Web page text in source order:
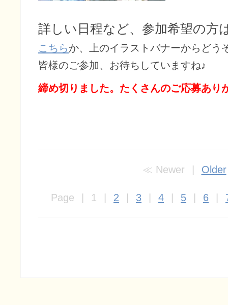
詳しい日程など、参加希望の方
こちらか、上のイラストバナーからどう
皆様のご参加、お待ちしていますね♪
締め切りました。たくさんのご応募あり
Newer Older
Page 1 2 3 4 5 6